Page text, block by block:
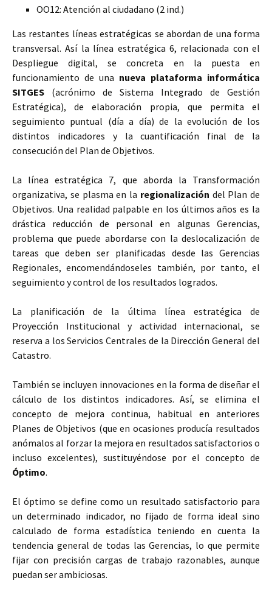
OO12: Atención al ciudadano (2 ind.)
Las restantes líneas estratégicas se abordan de una forma
transversal. Así la línea estratégica 6, relacionada con el
Despliegue digital, se concreta en la puesta en
funcionamiento de una nueva plataforma informática
SITGES (acrónimo de Sistema Integrado de Gestión
Estratégica), de elaboración propia, que permita el
seguimiento puntual (día a día) de la evolución de los
distintos indicadores y la cuantificación final de la
consecución del Plan de Objetivos.
La línea estratégica 7, que aborda la Transformación
organizativa, se plasma en la regionalización del Plan de
Objetivos. Una realidad palpable en los últimos años es la
drástica reducción de personal en algunas Gerencias,
problema que puede abordarse con la deslocalización de
tareas que deben ser planificadas desde las Gerencias
Regionales, encomendándoseles también, por tanto, el
seguimiento y control de los resultados logrados.
La planificación de la última línea estratégica de
Proyección Institucional y actividad internacional, se
reserva a los Servicios Centrales de la Dirección General del
Catastro.
También se incluyen innovaciones en la forma de diseñar el
cálculo de los distintos indicadores. Así, se elimina el
concepto de mejora continua, habitual en anteriores
Planes de Objetivos (que en ocasiones producía resultados
anómalos al forzar la mejora en resultados satisfactorios o
incluso excelentes), sustituyéndose por el concepto de
Óptimo.
El óptimo se define como un resultado satisfactorio para
un determinado indicador, no fijado de forma ideal sino
calculado de forma estadística teniendo en cuenta la
tendencia general de todas las Gerencias, lo que permite
fijar con precisión cargas de trabajo razonables, aunque
puedan ser ambiciosas.